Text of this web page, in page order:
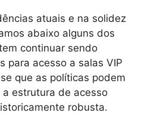
atuais e na solidez
abaixo alguns dos
continuar sendo
para acesso a salas VIP
que as políticas podem
estrutura de acesso
robusta.